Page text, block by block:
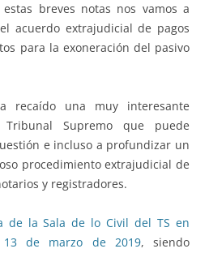
breves notas nos vamos a
acuerdo extrajudicial de pagos
para la exoneración del pasivo
recaído una muy interesante
Supremo que puede
e incluso a profundizar un
procedimiento extrajudicial de
y registradores.
de la Sala de lo Civil del TS en
13 de marzo de 2019, siendo